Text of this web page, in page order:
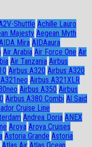
Shuttle Achille Lauro
Majesty Aegean Myth
Mira AIDAaura
Air Arabia Air Force One Air
Air Tanzania Airbus
Airbus A320 Airbus A320
Airbus A321XLR
Airbus A350 Airbus
Airbus A380 Combi Al Said
Cruise Line
Andrea Doria ANEX
Aroya Aroya Cruises
Astoria Grande Astoria